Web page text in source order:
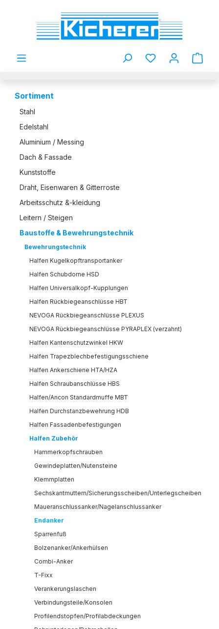
Zum Hauptinhalt springen
Du hast 0
Sortiment
Stahl
Edelstahl
Aluminium / Messing
Dach & Fassade
Kunststoffe
Draht, Eisenwaren & Gitterroste
Arbeitsschutz &-kleidung
Leitern / Steigen
Baustoffe & Bewehrungstechnik
Bewehrungstechnik
Halfen Kugelkopftransportanker
Halfen Schubdorne HSD
Halfen Universalkopf-Kupplungen
Halfen Rückbiegeanschlüsse HBT
NEVOGA Rückbiegeanschlüsse PLEXUS
NEVOGA Rückbiegeanschlüsse PYRAPLEX (verzahnt)
Halfen Kantenschutzwinkel HKW
Halfen Trapezblechbefestigungsschiene
Halfen Ankerschiene HTA/HZA
Halfen Schraubanschlüsse HBS
Halfen/Ancon Standardmuffe MBT
Halfen Durchstanzbewehrung HDB
Halfen Fassadenbefestigungen
Halfen Zubehör
Hammerkopfschrauben
Gewindeplatten/Nutensteine
Klemmplatten
Sechskantmuttern/Sicherungsscheiben/Unterlegscheiben
Maueranschlussanker/Nagelanschlussanker
Endanker
Sparrenfuß
Bolzenanker/Ankerhülsen
Combi-Anker
T-Fixx
Verankerungslaschen
Verbindungsteile/Konsolen
Profilendstopfen/Profilabdeckungen